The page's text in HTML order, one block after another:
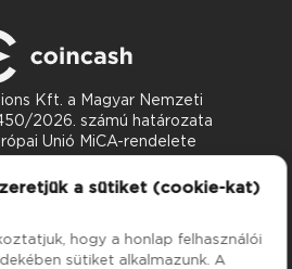
Kft. a Magyar Nemzeti
2026. számú határozata
Unió MiCA-rendelete
szolgáltatásokat.
Kapcsolat
Cég
a sütiket (cookie-kat)
hogy a honlap felhasználói
sütiket alkalmazunk. A